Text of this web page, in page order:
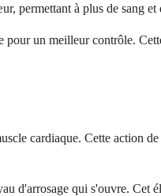
permettant à plus de sang
un meilleur contrôle.
cardiaque. Cette action
d'arrosage qui s'ouvre. Cet